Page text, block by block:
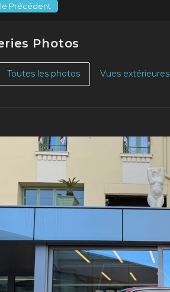
Précédent
Photos
Toutes les photos Vues extérieures